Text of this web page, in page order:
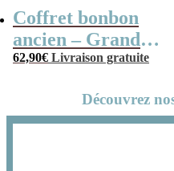
Coffret bonbon
ancien – Grande
mallette en métal
coffret cadeau
grand-père
62,90€ Livraison gratuite
Découvrez